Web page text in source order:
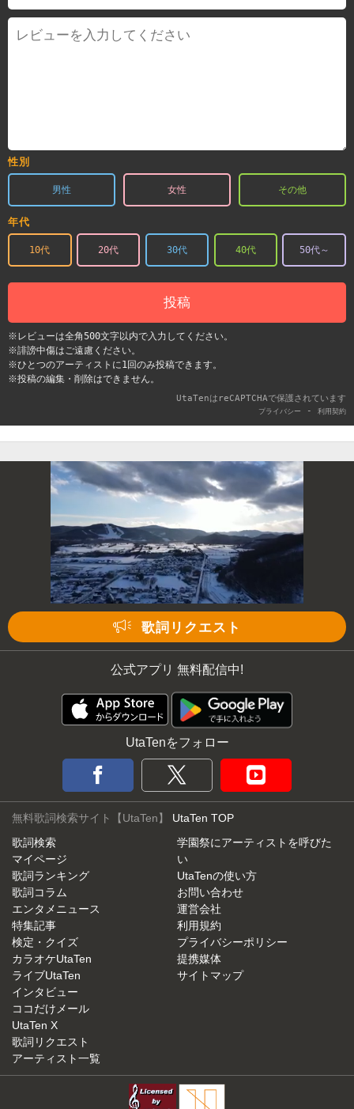
性別
男性 女性 その他
年代
10代 20代 30代 40代 50代～
投稿
※レビューは全角500文字以内で入力してください。
※誹謗中傷はご遠慮ください。
※ひとつのアーティストに1回のみ投稿できます。
※投稿の編集・削除はできません。
UtaTenはreCAPTCHAで保護されています
プライバシー - 利用契約
歌詞リクエスト
公式アプリ 無料配信中!
UtaTenをフォロー
無料歌詞検索サイト【UtaTen】 UtaTen TOP
歌詞検索
マイページ
歌詞ランキング
歌詞コラム
エンタメニュース
特集記事
検定・クイズ
カラオケUtaTen
ライブUtaTen
インタビュー
ココだけメール
UtaTen X
歌詞リクエスト
アーティスト一覧
学園祭にアーティストを呼びた
い
UtaTenの使い方
お問い合わせ
運営会社
利用規約
プライバシーポリシー
提携媒体
サイトマップ